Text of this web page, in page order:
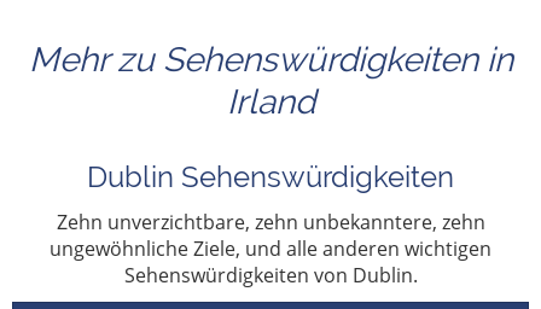
Mehr zu Sehenswürdigkeiten in
Irland
Dublin Sehenswürdigkeiten
Zehn unverzichtbare, zehn unbekanntere, zehn
ungewöhnliche Ziele, und alle anderen wichtigen
Sehenswürdigkeiten von Dublin.